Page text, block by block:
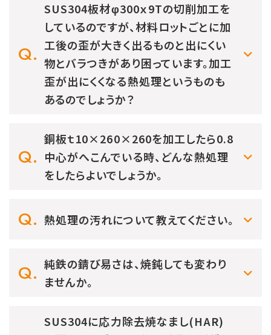
SUS304板材φ300ｘ9Tの切削加工を
しているのですが、材料ロットごとに加
工後の歪が大きく出るものと出にくい
物とバラつきがあり困っています。加工
歪が出にくくなる熱処理というものも
あるのでしょうか？
銅板ｔ10×260×260を加工したら0.8
中心がへこんでいる時、どんな熱処理
をしたらよいでしょうか。
熱処理の汚れについて教えてください。
純鉄の錆び易さは、焼鈍しても変わり
ませんか。
SUS304に応力除去焼なまし(HAR)